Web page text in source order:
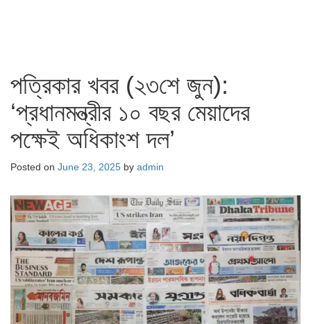
পত্রিকার খবর (২৩শে জুন):
‘প্রধানমন্ত্রীর ১০ বছর মেয়াদের
পক্ষেই অধিকাংশ দল’
Posted on June 23, 2025 by admin